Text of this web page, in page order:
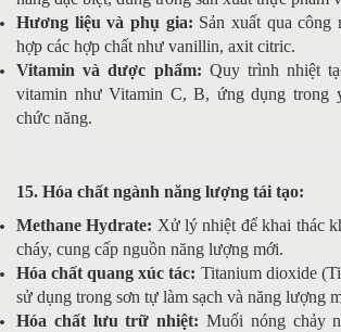
Hương liệu và phụ gia: Sản xuất qua công
hợp các hợp chất như vanillin, axit citric.
Vitamin và dược phẩm: Quy trình nhiệt
vitamin như Vitamin C, B, ứng dụng trong
chức năng.
15. Hóa chất ngành năng lượng tái tạo:
Methane Hydrate: Xử lý nhiệt để khai thác
cháy, cung cấp nguồn năng lượng mới.
Hóa chất quang xúc tác: Titanium dioxide
sử dụng trong sơn tự làm sạch và năng lượng
Hóa chất lưu trữ nhiệt: Muối nóng chảy